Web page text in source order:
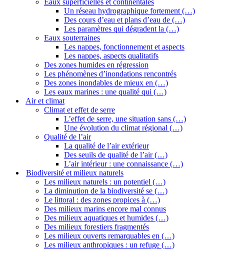
Eaux superficielles et continentales
Un réseau hydrographique fortement (…)
Des cours d’eau et plans d’eau de (…)
Les paramètres qui dégradent la (…)
Eaux souterraines
Les nappes, fonctionnement et aspects
Les nappes, aspects qualitatifs
Des zones humides en régression
Les phénomènes d’inondations rencontrés
Des zones inondables de mieux en (…)
Les eaux marines : une qualité qui (…)
Air et climat
Climat et effet de serre
L’effet de serre, une situation sans (…)
Une évolution du climat régional (…)
Qualité de l’air
La qualité de l’air extérieur
Des seuils de qualité de l’air (…)
L’air intérieur : une connaissance (…)
Biodiversité et milieux naturels
Les milieux naturels : un potentiel (…)
La diminution de la biodiversité se (…)
Le littoral : des zones propices à (…)
Des milieux marins encore mal connus
Des milieux aquatiques et humides (…)
Des milieux forestiers fragmentés
Les milieux ouverts remarquables en (…)
Les milieux anthropiques : un refuge (…)